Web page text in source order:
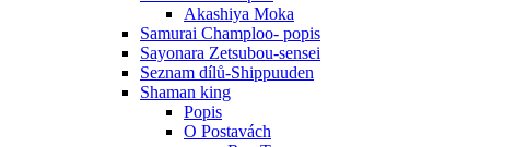
Akashiya Moka
Samurai Champloo- popis
Sayonara Zetsubou-sensei
Seznam dílů-Shippuuden
Shaman king
Popis
O Postavách